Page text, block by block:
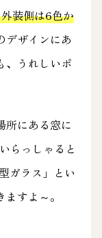
装側は6色か
デザインにあ
、うれしいポ
所にある窓に
らっしゃると
ガラス」とい
すよ～。